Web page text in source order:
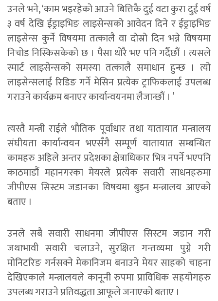
उनले भने, ‘काम भइरहेको आउने बित्तिकै दुई वटा कुरा दुई वर्ष
३ वर्ष देखि ईड्राइभिङ लाइसेन्सको आवेदन दिने र ईड्राइभिङ
लाइसेन्स कुर्ने विषयमा तत्कालै वा दोस्रो दिन भन्ने विषयमा
निचोड निस्किसकेको छ । पैसा थोरै भए पनि गर्दैछौं । त्यसले
स्मार्ट लाइसेन्सको समस्या तत्कालै समाधान हुन्छ । त्यो
लाइसेन्सलाई रिडिङ गर्ने मेसिन प्रत्येक ट्राफिकलाई उपलब्ध
गराउने कार्यक्रम बनाएर कार्यान्वयनमा लैजान्छौं । ’
त्यस्तै मन्त्री राईले भौतिक पूर्वाधार तथा यातायात मन्त्रालय
संघीयता कार्यान्वयन भएसँगै सम्पूर्ण यातायात सम्बन्धित
कामहरु अहिले अन्तर प्रदेशका क्षेत्राधिकार भित्र नपर्ने भएपनि
काठमाडौं महानगरका मेयरले प्रत्येक सवारी साधनहरुमा
जीपीएस सिस्टम जडानका विषयमा बुझ्न मन्त्रालय आएको
बताए ।
उनले सबै सवारी साधनमा जीपीएस सिस्टम जडान गरी
जथाभावी सवारी चलाउने, सुरक्षित गन्तव्यमा पुग्ने गरी
मोनिटरिङ गर्नसक्ने मेकानिजम बनाउने मेयर साहको चाहना
देखिएकाले मन्त्रालयले कानूनी रुपमा प्राविधिक सहयोगहरु
उपलब्ध गराउने प्रतिवद्धता आफूले जनाएको बताए ।